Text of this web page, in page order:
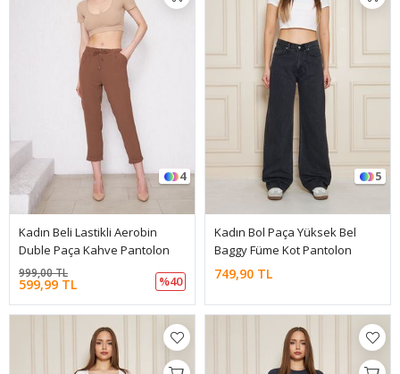
4
Kadın Beli Lastikli Aerobin
Duble Paça Kahve Pantolon
599,99 TL
999,00 TL
%40
5
Kadın Bol Paça Yüksek Bel
Baggy Füme Kot Pantolon
749,90 TL